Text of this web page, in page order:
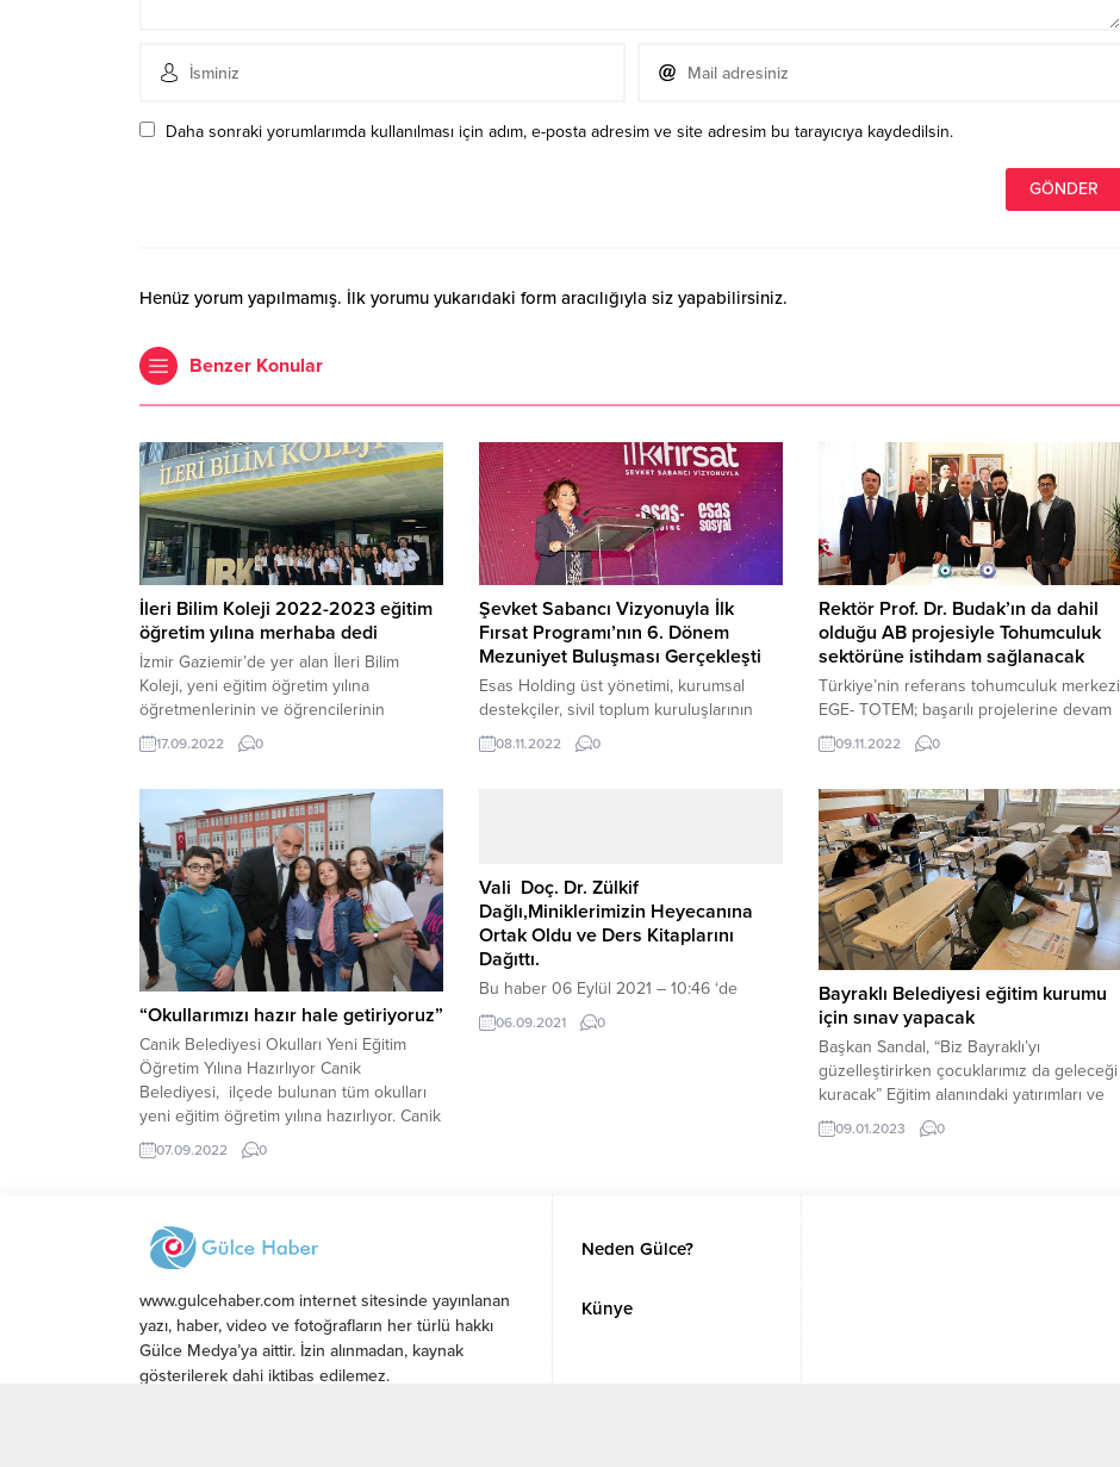
Daha sonraki yorumlarımda kullanılması için adım, e-posta adresim ve site adresim bu tarayıcıya kaydedilsin.
Henüz yorum yapılmamış. İlk yorumu yukarıdaki form aracılığıyla siz yapabilirsiniz.
Benzer Konular
İleri Bilim Koleji 2022-2023 eğitim
öğretim yılına merhaba dedi
İzmir Gaziemir’de yer alan İleri Bilim
Koleji, yeni eğitim öğretim yılına
öğretmenlerinin ve öğrencilerinin
hazırladıkları tören ile başladı. Öğrenciler
yeni döneme başlarken heyecanlarını
eşliğinde keyifli dakikalar geçiren
öğrenciler, başarı dolu bir yıl
beklediklerini ifade ettiler. ‘Eğitimi İleriye
Taşıyoruz’ sloganıyla hareket eden eğitim
kurumunda öğrenciler, tüm ihtiyaçları...
17.09.2022 0
Şevket Sabancı Vizyonuyla İlk
Fırsat Programı’nın 6. Dönem
Mezuniyet Buluşması Gerçekleşti
Esas Holding üst yönetimi, kurumsal
destekçiler, sivil toplum kuruluşlarının
yöneticileri, mentorlar, İlk Fırsat Mezun
Komitesi ve program katılımcıları ile
verme vizyonu ile birleştirerek kurulan
sosyal yatırım birimi Esas Sosyal;...
08.11.2022 0
Rektör Prof. Dr. Budak’ın da dahil
olduğu AB projesiyle Tohumculuk
sektörüne istihdam sağlanacak
Türkiye’nin referans tohumculuk merkezi
EGE- TOTEM; başarılı projelerine devam
ediyor Ege Üniversitesi Tohum
Teknolojisi Uygulama ve Araştırma
hazırlanan ve Rektör Prof. Dr. Necdet
Budak’ın da ekipte yer aldığı Avrupa
Birliği projesi Türkiye’nin önde gelen
tohum kuruluşları ile birlikte yürütülecek.
EGE TOTEM Merkez Müdürü Doç. Dr.
İsmail...
09.11.2022 0
“Okullarımızı hazır hale getiriyoruz”
Canik Belediyesi Okulları Yeni Eğitim
Öğretim Yılına Hazırlıyor Canik
Belediyesi, ilçede bulunan tüm okulları
yeni eğitim öğretim yılına hazırlıyor. Canik
Belediyesi, 2022-2023 eğitim öğretim
yılının başlamasına sayılı günler kala ilçe
sürdürüyor. “Okullarımızı hazır hale
getiriyoruz” Yeni eğitim öğretim yılı...
07.09.2022 0
Vali Doç. Dr. Zülkif
Dağlı,Miniklerimizin Heyecanına
Ortak Oldu ve Ders Kitaplarını
Dağıttı.
Bu haber 06 Eylül 2021 – 10:46 ‘de
eklendi ve kez görüntülendi. Vali Doç.
Dr. Zülkif Dağlı, Büyükşehir Belediye
sohbet ederek, derslerinde...
06.09.2021 0
Bayraklı Belediyesi eğitim kurumu
için sınav yapacak
Başkan Sandal, “Biz Bayraklı’yı
güzelleştirirken çocuklarımız da geleceği
kuracak” Eğitim alanındaki yatırımları ve
başarılarıyla fark yaratan Bayraklı
Belediyesi, katılımcı demokrasiye,
09.01.2023 0
www.gulcehaber.com internet sitesinde yayınlanan
yazı, haber, video ve fotoğrafların her türlü hakkı
Gülce Medya’ya aittir. İzin alınmadan, kaynak
gösterilerek dahi iktibas edilemez.
Neden Gülce?
Künye